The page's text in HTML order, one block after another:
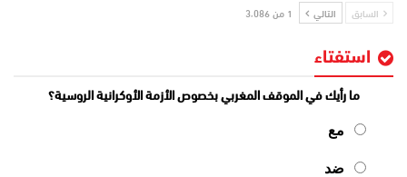
السابق التالي 1 من 3٬086
استفتاء
ما رأيك في الموقف المغربي بخصوص الأزمة الأوكرانية الروسية؟
مع
ضد